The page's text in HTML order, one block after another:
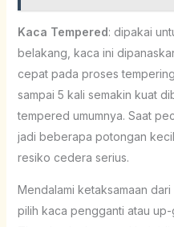
Kaca Tempered: dipakai
belakang, kaca ini
cepat pada proses
sampai 5 kali semakin kuat
tempered umumnya. Saat
jadi beberapa potongan
resiko cedera serius.
Mendalami ketaksamaan
pilih kaca pengganti atau